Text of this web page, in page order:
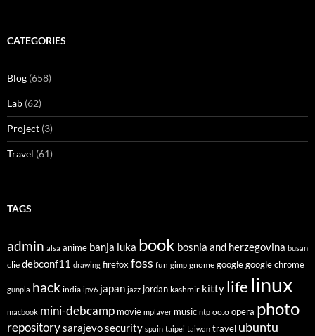
CATEGORIES
Blog (658)
Lab (62)
Project (3)
Travel (61)
TAGS
admin alsa anime banja luka book bosnia and herzegovina busan
clie debconf11 drawing firefoxfoss fun gimp gnome google google chrome
gunpla hack india ipv6 japan jazz jordan kashmir kitty life linux
macbook mini-debcamp movie mplayer music ntp oo.o opera photo
repositorysarajevosecurity spain taipei taiwan travel ubuntu